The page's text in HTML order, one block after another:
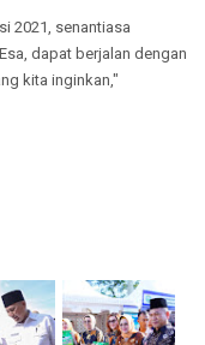
2021, senantiasa
dapat berjalan dengan
kita inginkan,"